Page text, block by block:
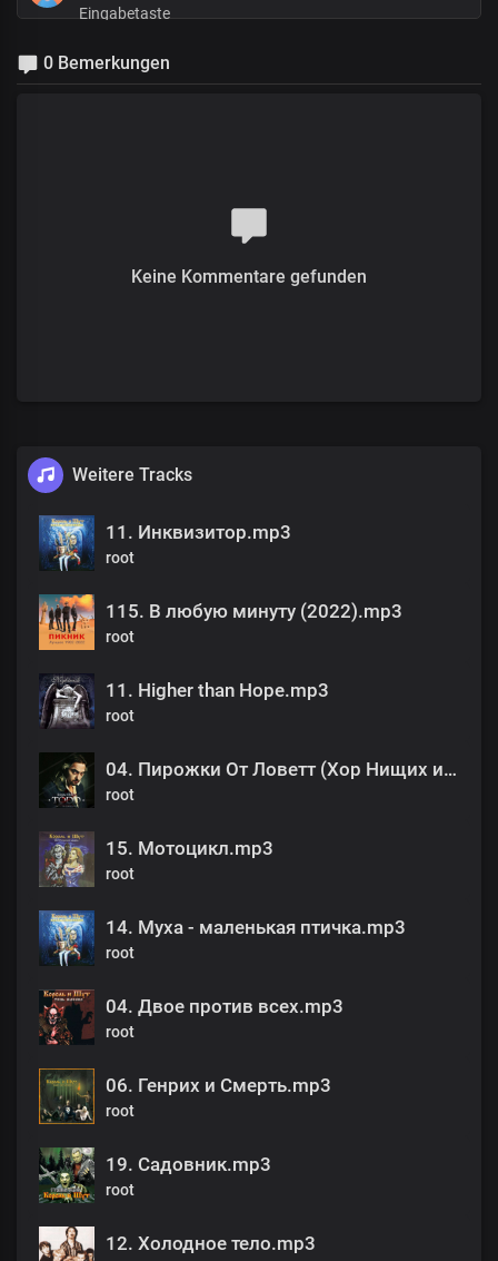
0 Bemerkungen
Keine Kommentare gefunden
Weitere Tracks
11. Инквизитор.mp3
root
115. В любую минуту (2022).mp3
root
11. Higher than Hope.mp3
root
04. Пирожки От Ловетт (Хор Нищих и Бродяг).mp3
root
15. Мотоцикл.mp3
root
14. Муха - маленькая птичка.mp3
root
04. Двое против всех.mp3
root
06. Генрих и Смерть.mp3
root
19. Садовник.mp3
root
12. Холодное тело.mp3